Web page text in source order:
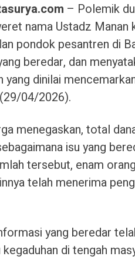
– Polemik
nama Ustadz Manan
pondok pesantren di
beredar, dan
yang dinilai
04/2026).
menegaskan, total
isu yang
tersebut, enam
telah menerima
yang beredar
di tengah